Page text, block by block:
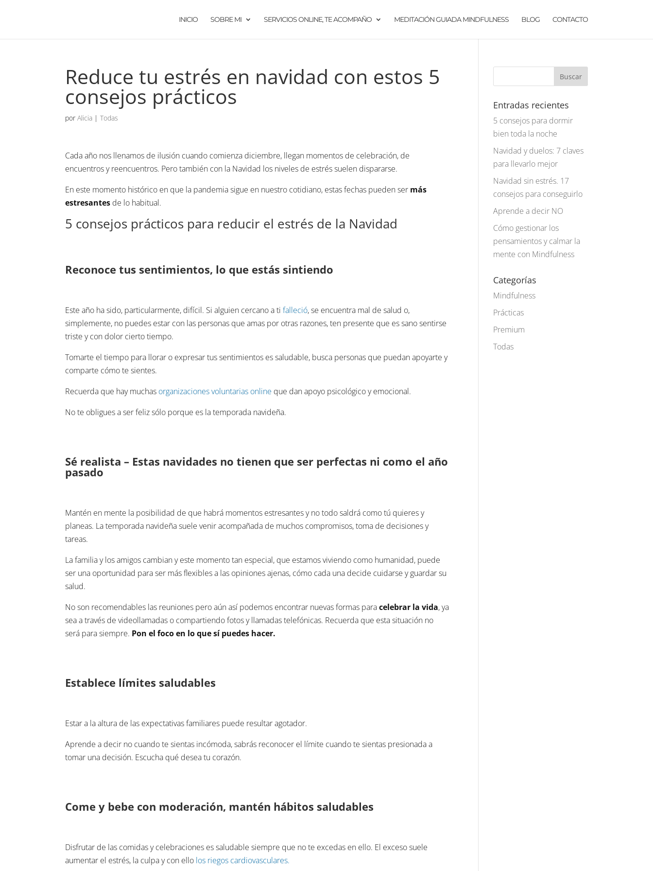
INICIO SOBRE MI SERVICIOS ONLINE, TE ACOMPAÑO MEDITACIÓN GUIADA MINDFULNESS BLOG CONTACTO
Reduce tu estrés en navidad con estos 5
consejos prácticos
porAlicia |Todas
Cada año nos llenamos de ilusión cuando comienza diciembre, llegan momentos de celebración, de
encuentros y reencuentros. Pero también con la Navidad los niveles de estrés suelen dispararse.
En este momento histórico en que la pandemia sigue en nuestro cotidiano, estas fechas pueden ser más
estresantes de lo habitual.
5 consejos prácticos para reducir el estrés de la Navidad
Reconoce tus sentimientos, lo que estás sintiendo
Este año ha sido, particularmente, difícil. Si alguien cercano a tifalleció, se encuentra mal de salud o,
simplemente, no puedes estar con las personas que amas por otras razones, ten presente que es sano sentirse
triste y con dolor cierto tiempo.
Tomarte el tiempo para llorar o expresar tus sentimientos es saludable, busca personas que puedan apoyarte y
comparte cómo te sientes.
Recuerda que hay muchas organizaciones voluntarias online que dan apoyo psicológico y emocional.
No te obligues a ser feliz sólo porque es la temporada navideña.
Sé realista – Estas navidades no tienen que ser perfectas ni como el año
pasado
Mantén en mente la posibilidad de que habrá momentos estresantes y no todo saldrá como tú quieres y
planeas. La temporada navideña suele venir acompañada de muchos compromisos, toma de decisiones y
tareas.
La familia y los amigos cambian y este momento tan especial, que estamos viviendo como humanidad, puede
ser una oportunidad para ser más flexibles a las opiniones ajenas, cómo cada una decide cuidarse y guardar su
salud.
No son recomendables las reuniones pero aún así podemos encontrar nuevas formas paracelebrar la vida, ya
sea a través de videollamadas o compartiendo fotos y llamadas telefónicas. Recuerda que esta situación no
será para siempre. Pon el foco en lo que sí puedes hacer.
Establece límites saludables
Estar a la altura de las expectativas familiares puede resultar agotador.
Aprende a decir no cuando te sientas incómoda, sabrás reconocer el límite cuando te sientas presionada a
tomar una decisión. Escucha qué desea tu corazón.
Come y bebe con moderación, mantén hábitos saludables
Disfrutar de las comidas y celebraciones es saludable siempre que no te excedas en ello. El exceso suele
aumentar el estrés, la culpa y con ello los riegos cardiovasculares.
Entradas recientes
5 consejos para dormir
bien toda la noche
Navidad y duelos: 7 claves
para llevarlo mejor
Navidad sin estrés. 17
consejos para conseguirlo
Aprende a decir NO
Cómo gestionar los
pensamientos y calmar la
mente con Mindfulness
Categorías
Mindfulness
Prácticas
Premium
Todas